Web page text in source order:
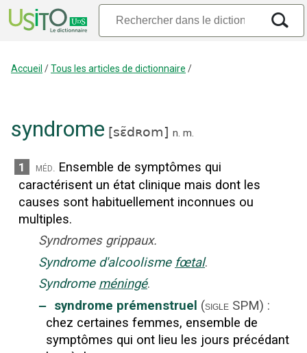
Accueil /Tous les articles de dictionnaire /
syndrome [sɛ̃dʀom] n. m.
1 méd. Ensemble de symptômes qui
caractérisent un état clinique mais dont les
causes sont habituellement inconnues ou
multiples.
Syndromes grippaux.
Syndrome d'alcoolisme fœtal.
Syndrome méningé.
‒ syndrome prémenstruel (sigle SPM) :
chez certaines femmes, ensemble de
symptômes qui ont lieu les jours précédant